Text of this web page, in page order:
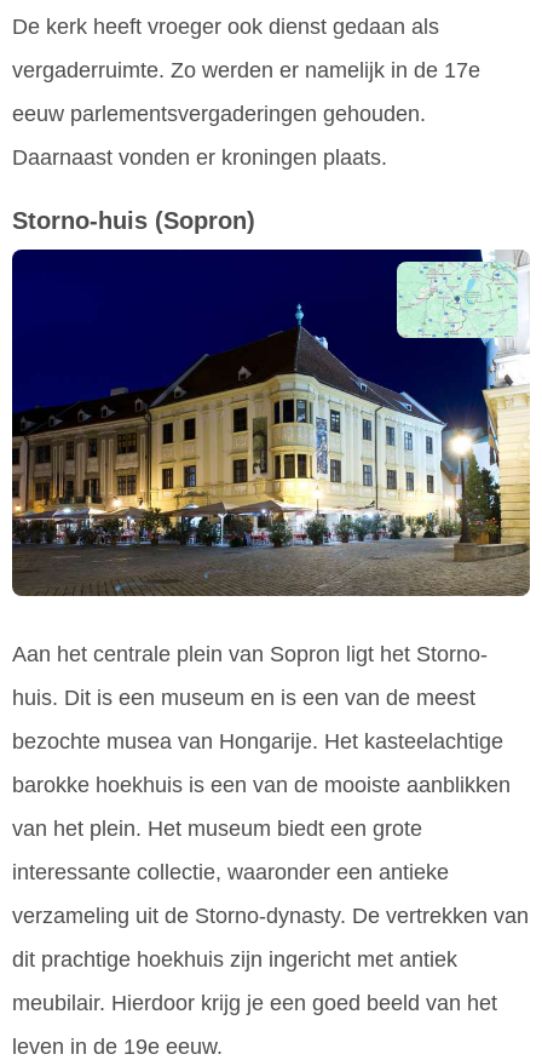
De kerk heeft vroeger ook dienst gedaan als
vergaderruimte. Zo werden er namelijk in de 17e
eeuw parlementsvergaderingen gehouden.
Daarnaast vonden er kroningen plaats.
Storno-huis (Sopron)
Aan het centrale plein van Sopron ligt het Storno-
huis. Dit is een museum en is een van de meest
bezochte musea van Hongarije. Het kasteelachtige
barokke hoekhuis is een van de mooiste aanblikken
van het plein. Het museum biedt een grote
interessante collectie, waaronder een antieke
verzameling uit de Storno-dynasty. De vertrekken van
dit prachtige hoekhuis zijn ingericht met antiek
meubilair. Hierdoor krijg je een goed beeld van het
leven in de 19e eeuw.